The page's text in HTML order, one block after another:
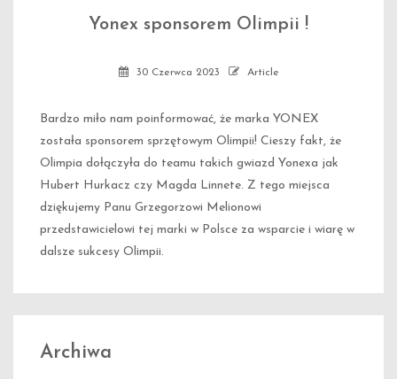
Yonex sponsorem Olimpii !
30 Czerwca 2023 Article
Bardzo miło nam poinformować, że marka YONEX
została sponsorem sprzętowym Olimpii! Cieszy fakt, że
Olimpia dołączyła do teamu takich gwiazd Yonexa jak
Hubert Hurkacz czy Magda Linnete. Z tego miejsca
dziękujemy Panu Grzegorzowi Melionowi
przedstawicielowi tej marki w Polsce za wsparcie i wiarę w
dalsze sukcesy Olimpii.
Archiwa